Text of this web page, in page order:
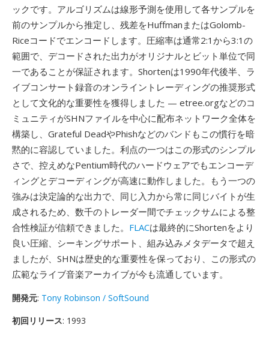
ックです。アルゴリズムは線形予測を使用して各サンプルを
前のサンプルから推定し、残差をHuffmanまたはGolomb-
Riceコードでエンコードします。圧縮率は通常2:1から3:1の
範囲で、デコードされた出力がオリジナルとビット単位で同
一であることが保証されます。Shortenは1990年代後半、ラ
イブコンサート録音のオンライントレーディングの推奨形式
として文化的な重要性を獲得しました — etree.orgなどのコ
ミュニティがSHNファイルを中心に配布ネットワーク全体を
構築し、Grateful DeadやPhishなどのバンドもこの慣行を暗
黙的に容認していました。利点の一つはこの形式のシンプル
さで、控えめなPentium時代のハードウェアでもエンコーデ
ィングとデコーディングが高速に動作しました。もう一つの
強みは決定論的な出力で、同じ入力から常に同じバイトが生
成されるため、数千のトレーダー間でチェックサムによる整
合性検証が信頼できました。 FLACは最終的にShortenをより
良い圧縮、シーキングサポート、組み込みメタデータで超え
ましたが、SHNは歴史的な重要性を保っており、この形式の
広範なライブ音楽アーカイブが今も流通しています。
開発元: Tony Robinson / SoftSound
初回リリース: 1993